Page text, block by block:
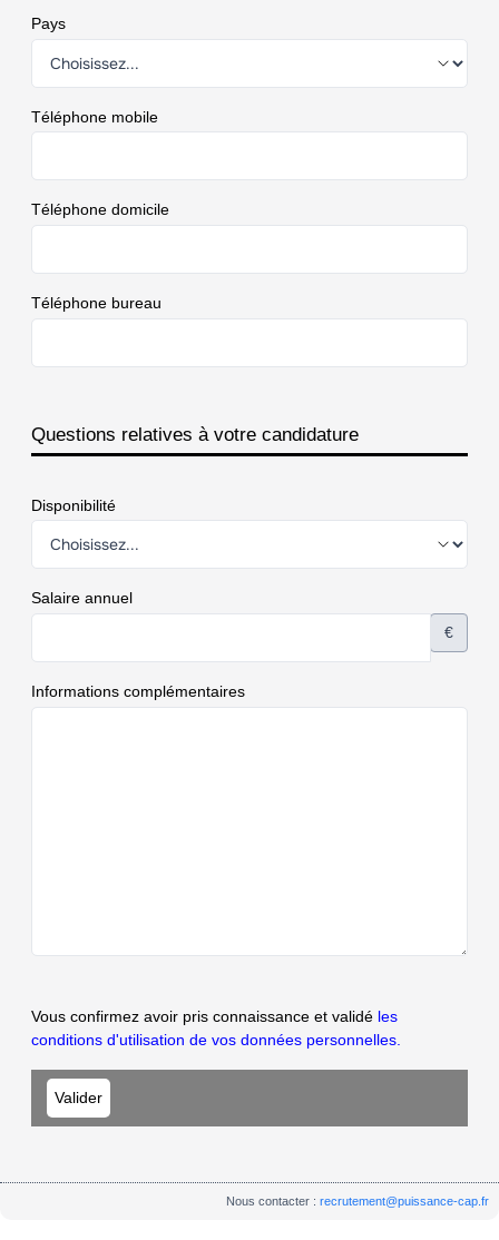
Pays
Téléphone mobile
Téléphone domicile
Téléphone bureau
Questions relatives à votre candidature
Disponibilité
Salaire annuel
€
Informations complémentaires
Vous confirmez avoir pris connaissance et validé les
conditions d'utilisation de vos données personnelles.
Nous contacter :recrutement@puissance-cap.fr